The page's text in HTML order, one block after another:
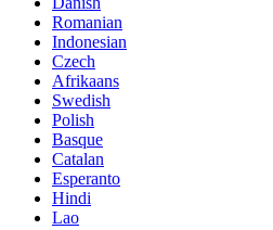
Romanian
Indonesian
Czech
Afrikaans
Swedish
Polish
Basque
Catalan
Esperanto
Hindi
Lao